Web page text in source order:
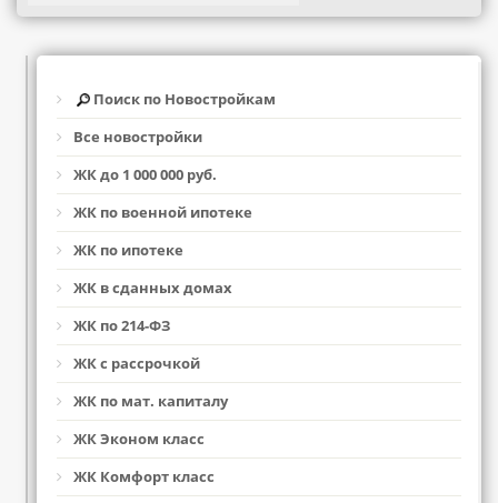
Поиск по Новостройкам
Все новостройки
ЖК до 1 000 000 руб.
ЖК по военной ипотеке
ЖК по ипотеке
ЖК в сданных домах
ЖК по 214-ФЗ
ЖК с рассрочкой
ЖК по мат. капиталу
ЖК Эконом класс
ЖК Комфорт класс